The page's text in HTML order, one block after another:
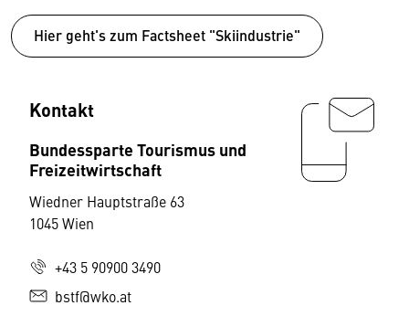
Hier geht's zum Factsheet "Skiindustrie"
Kontakt
Bundessparte Tourismus und
Freizeitwirtschaft
Wiedner Hauptstraße 63
1045 Wien
+43 5 90900 3490
bstf@wko.at